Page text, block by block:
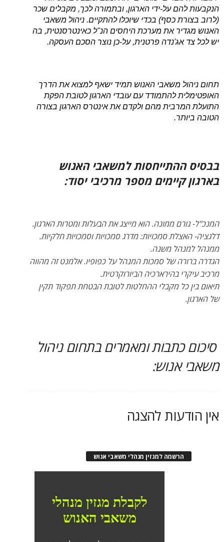
הנקבעות להם על-ידי הארגון, ובתמורה לכך, מקבלים שכר
(לרוב בצורת כסף) בכדי שיוכלו להתקיים. ניהול משאבי
האנוש מגדיר את מערכת היחסים הנ"ל כאינטרסנטית, בה
יש לכל צד אג'נדה פרטנית, על-כן נוצר הסכם העסקה.
תחום ניהול משאבי האנוש תמיד ישאף למצוא את הדרך
האופטימלית להתמודד עם עובדי הארגון לטובת הפקת
התועלת המרבית מהם ולקדם את אינטרס הארגון בצורה
הטובה ביותר.
בבסיס ההתייחסות למשאבי האנוש
בארגון קיימים מספר מרכיבי יסוד:
המנכ"ל- גורם ממונה. הוא מייצג את הבעלות ומטרות הארגון.
דלגציה- האצלת סמכויות: מדרג סמכויות וסמכויות חלקיות.
ממנהל למנהל משנה.
הגדרה ברורה של סמכות המנהל על כפופיו. אלמנט זה מהווה
מרכיב עיקרי בהירארכיה הביורוקרטית.
תיאום בין כל מקבלי ההחלטות לטובת הבטחת תפקוד תקין
של הארגון.
סיכום כתבות ומאמרים בתחום ניהול
משאבי אנוש:
אין הודעות להצגה
הרשמה למגזין מנהלי משאבי אנוש